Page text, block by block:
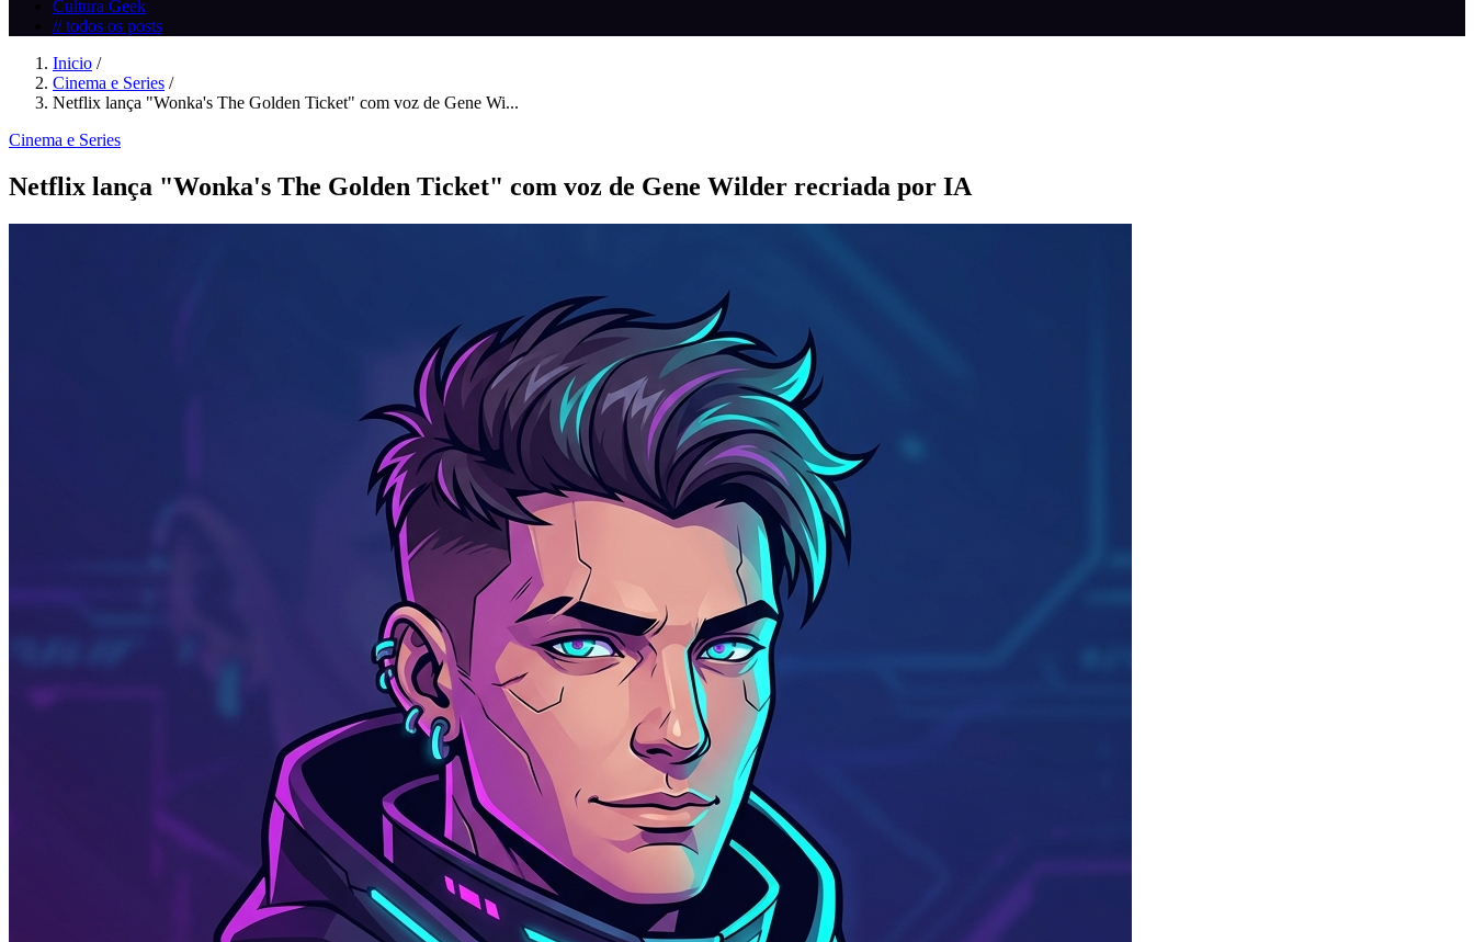
Cultura Geek
// todos os posts
Inicio /
Cinema e Series /
Netflix lança "Wonka's The Golden Ticket" com voz de Gene Wi...
Cinema e Series
Netflix lança "Wonka's The Golden Ticket" com voz de Gene Wilder recriada por IA